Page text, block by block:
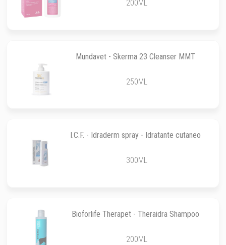
200ML
Mundavet - Skerma 23 Cleanser MMT
250ML
I.C.F. - Idraderm spray - Idratante cutaneo
300ML
Bioforlife Therapet - Theraidra Shampoo
200ML